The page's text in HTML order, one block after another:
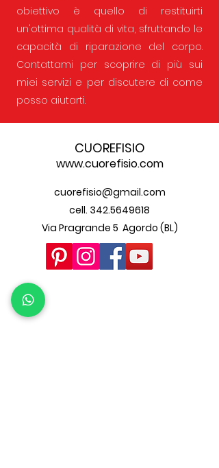
obiettivo è quello di restituirti
un'ottima qualità di vita, sfruttando le
capacità di riparazione del corpo.
Contattami per scoprire di più sui
miei servizi e per discutere di come
posso aiutarti.
CUOREFISIO
www.cuorefisio.com
cuorefisio@gmail.com
cell. 342.5649618
Via Pragrande 5 Agordo (BL)